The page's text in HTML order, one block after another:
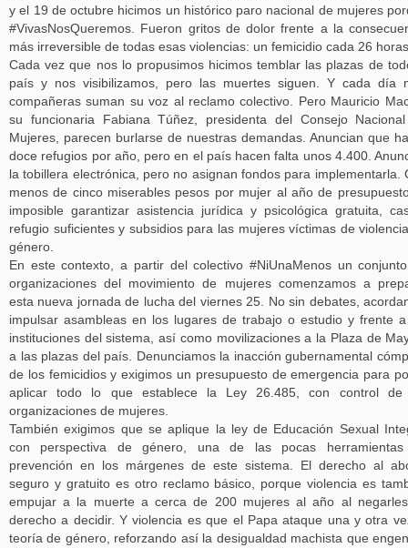
y el 19 de octubre hicimos un histórico paro nacional de mujeres
#VivasNosQueremos. Fueron gritos de dolor frente a la
más irreversible de todas esas violencias: un femicidio cada 26
Cada vez que nos lo propusimos hicimos temblar las plazas de
país y nos visibilizamos, pero las muertes siguen. Y cada día
compañeras suman su voz al reclamo colectivo. Pero Mauricio
su funcionaria Fabiana Túñez, presidenta del Consejo
Mujeres, parecen burlarse de nuestras demandas. Anuncian que
doce refugios por año, pero en el país hacen falta unos 4.400.
la tobillera electrónica, pero no asignan fondos para implementarla.
menos de cinco miserables pesos por mujer al año de
imposible garantizar asistencia jurídica y psicológica gratuita,
refugio suficientes y subsidios para las mujeres víctimas de
género.
En este contexto, a partir del colectivo #NiUnaMenos un
organizaciones del movimiento de mujeres comenzamos a
esta nueva jornada de lucha del viernes 25. No sin debates,
impulsar asambleas en los lugares de trabajo o estudio y frente
instituciones del sistema, así como movilizaciones a la Plaza de
a las plazas del país. Denunciamos la inacción gubernamental
de los femicidios y exigimos un presupuesto de emergencia para
aplicar todo lo que establece la Ley 26.485, con control de
organizaciones de mujeres.
También exigimos que se aplique la ley de Educación Sexual
con perspectiva de género, una de las pocas
prevención en los márgenes de este sistema. El derecho al
seguro y gratuito es otro reclamo básico, porque violencia es
empujar a la muerte a cerca de 200 mujeres al año al
derecho a decidir. Y violencia es que el Papa ataque una y otra
teoría de género, reforzando así la desigualdad machista que